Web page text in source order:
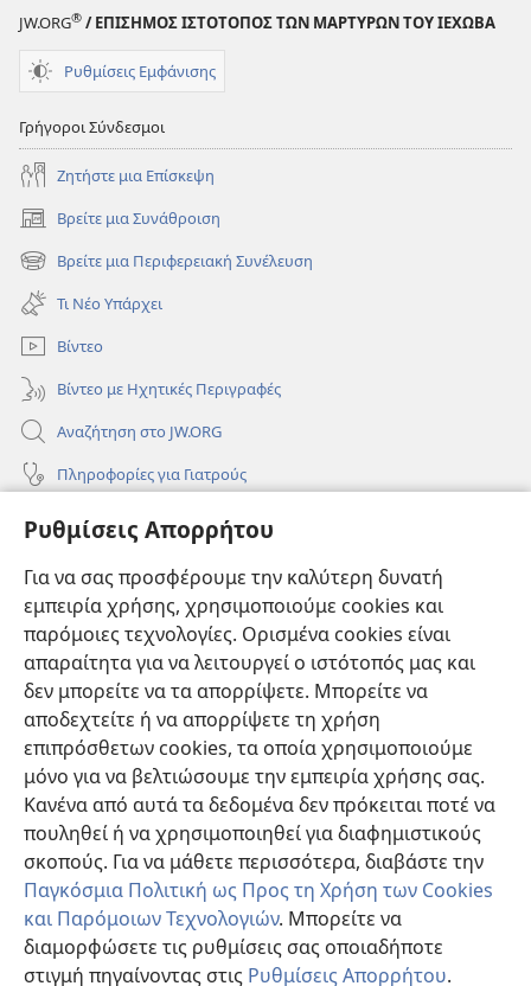
Ρυθμίσεις Απορρήτου
Για να σας προσφέρουμε την καλύτερη δυνατή
εμπειρία χρήσης, χρησιμοποιούμε cookies και
παρόμοιες τεχνολογίες. Ορισμένα cookies είναι
απαραίτητα για να λειτουργεί ο ιστότοπός μας και
δεν μπορείτε να τα απορρίψετε. Μπορείτε να
αποδεχτείτε ή να απορρίψετε τη χρήση
επιπρόσθετων cookies, τα οποία χρησιμοποιούμε
μόνο για να βελτιώσουμε την εμπειρία χρήσης σας.
Κανένα από αυτά τα δεδομένα δεν πρόκειται ποτέ να
πουληθεί ή να χρησιμοποιηθεί για διαφημιστικούς
σκοπούς. Για να μάθετε περισσότερα, διαβάστε την
Παγκόσμια Πολιτική ως Προς τη Χρήση των Cookies
και Παρόμοιων Τεχνολογιών. Μπορείτε να
διαμορφώσετε τις ρυθμίσεις σας οποιαδήποτε
στιγμή πηγαίνοντας στις Ρυθμίσεις Απορρήτου.
JW.ORG® / ΕΠΙΣΗΜΟΣ ΙΣΤΟΤΟΠΟΣ ΤΩΝ ΜΑΡΤΥΡΩΝ ΤΟΥ ΙΕΧΩΒΑ
Ρυθμίσεις Εμφάνισης
Γρήγοροι Σύνδεσμοι
Ζητήστε μια Επίσκεψη
Βρείτε μια Συνάθροιση
(ανοίγει
νέο
παράθυρο)
Βρείτε μια Περιφερειακή Συνέλευση
(ανοίγει
νέο
παράθυρο)
Τι Νέο Υπάρχει
Βίντεο
Βίντεο με Ηχητικές Περιγραφές
Αναζήτηση στο JW.ORG
Πληροφορίες για Γιατρούς
Πληροφορίες για Επίσημους Φορείς και ΜΜΕ
Συνεισφορές
(ανοίγει
παράθυρο)ΔΙΑΔΙΚΤΥΑΚΗ ΒΙΒΛΙΟΘΗΚΗ της Σκοπιάς™
(ανοίγει
νέο
παράθυρο)
JW Hub ®
(ανοίγει
νέο
παράθυρο)JW Library®
Βιβλιοθήκη της Σκοπιάς
Copyright
© 2026 Watch Tower Bible and Tract Society of Pennsylvania.